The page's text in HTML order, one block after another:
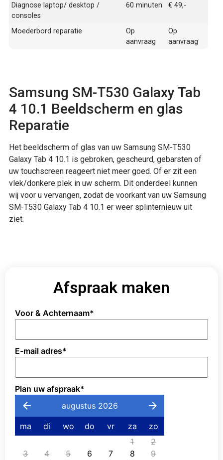
Diagnose laptop/ desktop /
consoles
60 minuten € 49,-
Moederbord reparatie
Op
aanvraag
Op
aanvraag
Samsung SM-T530 Galaxy Tab
4 10.1 Beeldscherm en glas
Reparatie
Het beeldscherm of glas van uw Samsung SM-T530
Galaxy Tab 4 10.1 is gebroken, gescheurd, gebarsten of
uw touchscreen reageert niet meer goed. Of er zit een
vlek/donkere plek in uw scherm. Dit onderdeel kunnen
wij voor u vervangen, zodat de voorkant van uw Samsung
SM-T530 Galaxy Tab 4 10.1 er weer splinternieuw uit
ziet.
Afspraak maken
Voor & Achternaam*
E-mail adres*
Plan uw afspraak*
augustus 2026
ma di wo do vr za
zo
1
2
3
4 5 6 7 8
9